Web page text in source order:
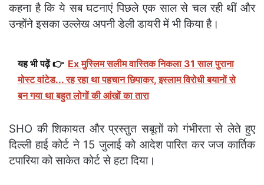
कहना है कि ये सब घटनाएं पिछले एक साल से चल रही थीं और
उन्होंने इसका उल्लेख अपनी डेली डायरी में भी किया है।
यह भी पढ़ें 👉 Ex मुस्लिम सलीम वास्तिक निकला 31 साल पुराना
मोस्ट वांटेड... रह रहा था पहचान छिपाकर, इस्लाम विरोधी बयानों से
बन गया था बहुत लोगों की आंखों का तारा
SHO की शिकायत और प्रस्तुत सबूतों को गंभीरता से लेते हुए
दिल्ली हाई कोर्ट ने 15 जुलाई को आदेश पारित कर जज कार्तिक
टपारिया को साकेत कोर्ट से हटा दिया।